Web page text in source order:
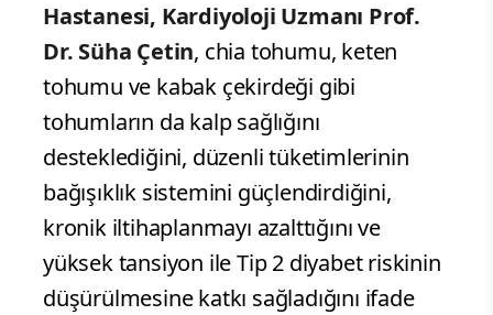
Hastanesi, Kardiyoloji Uzmanı Prof.
Dr. Süha Çetin, chia tohumu, keten
tohumu ve kabak çekirdeği gibi
tohumların da kalp sağlığını
desteklediğini, düzenli tüketimlerinin
bağışıklık sistemini güçlendirdiğini,
kronik iltihaplanmayı azalttığını ve
yüksek tansiyon ile Tip 2 diyabet riskinin
düşürülmesine katkı sağladığını ifade